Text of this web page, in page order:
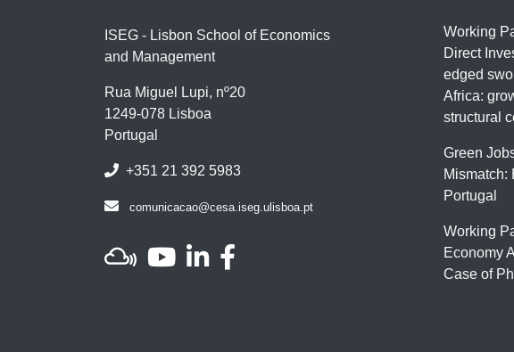
ISEG - Lisbon School of Economics
and Management
Rua Miguel Lupi, nº20
1249-078 Lisboa
Portugal
+351 21 392 5983
comunicacao@cesa.iseg.ulisboa.pt
Working
Direct
edged
Africa:
structural
Green
Mismatch:
Portugal
Working
Economy
Case of